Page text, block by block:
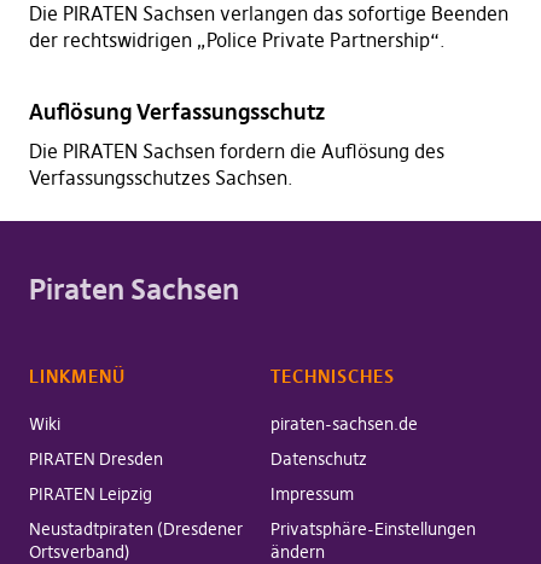
Die PIRATEN Sachsen verlangen das sofortige Beenden
der rechtswidrigen „Police Private Partnership“.
Auflösung Verfassungsschutz
Die PIRATEN Sachsen fordern die Auflösung des
Verfassungsschutzes Sachsen.
Piraten Sachsen
LINKMENÜ
Wiki
PIRATEN Dresden
PIRATEN Leipzig
Neustadtpiraten (Dresdener
Ortsverband)
TECHNISCHES
piraten-sachsen.de
Datenschutz
Impressum
Privatsphäre-Einstellungen
ändern